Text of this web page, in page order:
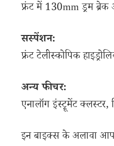
फ्रंट में 130mm ड्रम
सस्पेंशन:
फ्रंट टेलीस्कोपिक
अन्य फीचर:
एनालॉग इंस्ट्रूमेंट क्लस्टर,
इन बाइक्स के अलावा